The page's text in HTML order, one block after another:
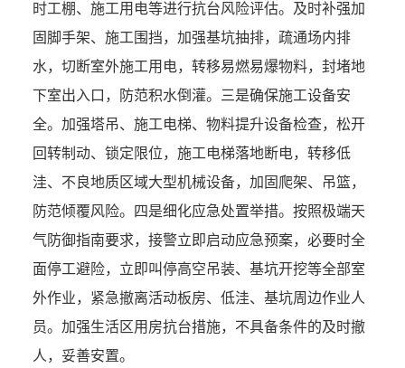
时工棚、施工用电等进行抗台风险评估。及时补强加
固脚手架、施工围挡，加强基坑抽排，疏通场内排
水，切断室外施工用电，转移易燃易爆物料，封堵地
下室出入口，防范积水倒灌。 三是确保施工设备安
全。 加强塔吊、施工电梯、物料提升设备检查，松开
回转制动、锁定限位，施工电梯落地断电，转移低
洼、不良地质区域大型机械设备，加固爬架、吊篮，
防范倾覆风险。 四是细化应急处置举措。 按照极端天
气防御指南要求，接警立即启动应急预案，必要时全
面停工避险，立即叫停高空吊装、基坑开挖等全部室
外作业，紧急撤离活动板房、低洼、基坑周边作业人
员。加强生活区用房抗台措施，不具备条件的及时撤
人，妥善安置。